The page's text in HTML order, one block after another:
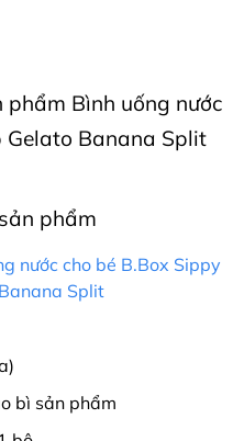
Bình uống nước
Gelato Banana Split
phẩm
nước cho bé B.Box Sippy
Split
bì sản phẩm